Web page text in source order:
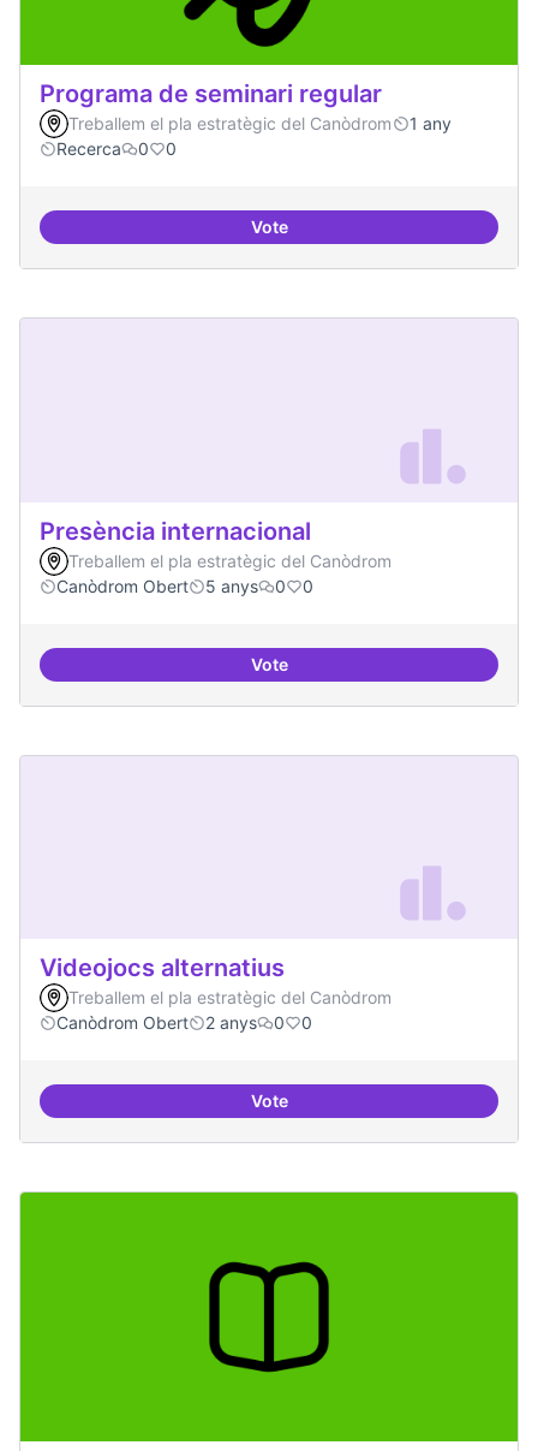
Programa de seminari regular
Treballem el pla estratègic del Canòdrom
1 any
Recerca
0 0
VotePrograma de seminari regular
Presència internacional
Treballem el pla estratègic del Canòdrom
Canòdrom Obert
5 anys 0 0
VotePresència internacional
Videojocs alternatius
Treballem el pla estratègic del Canòdrom
Canòdrom Obert
2 anys 0 0
VoteVideojocs alternatius